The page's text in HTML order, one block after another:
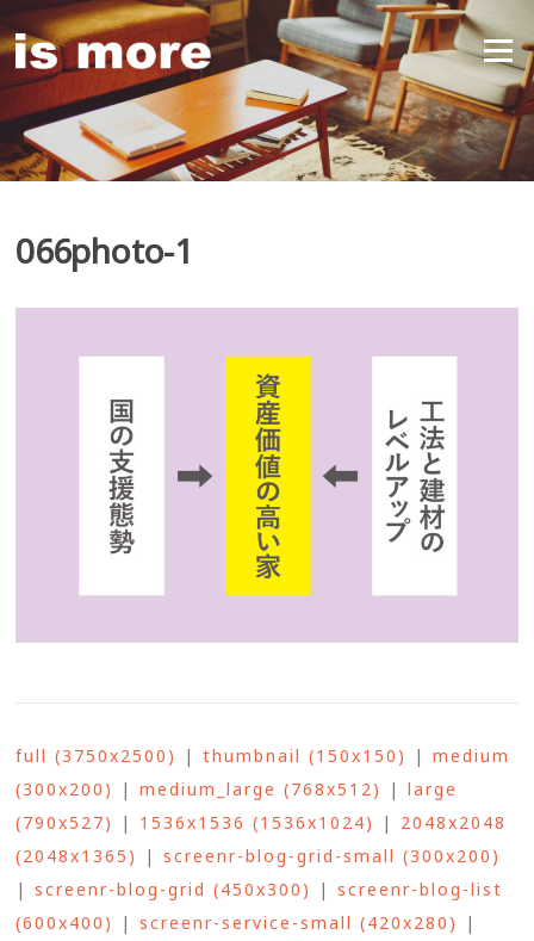
Skip
to
content
Menu
066photo-1
full (3750x2500) |thumbnail (150x150) |medium
(300x200)
|medium_large (768x512) |large
(790x527)
| 1536x1536 (1536x1024) | 2048x2048
(2048x1365)
|screenr-blog-grid-small (300x200)
|screenr-blog-grid (450x300) |screenr-blog-list
(600x400)
|screenr-service-small (420x280)
|